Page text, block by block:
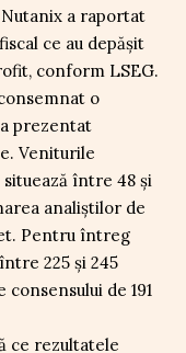
a raportat
ce au depășit
conform LSEG.
o
prezentat
Veniturile
între 48 și
analiștilor de
Pentru întreg
225 și 245
de 191
ce rezultatele